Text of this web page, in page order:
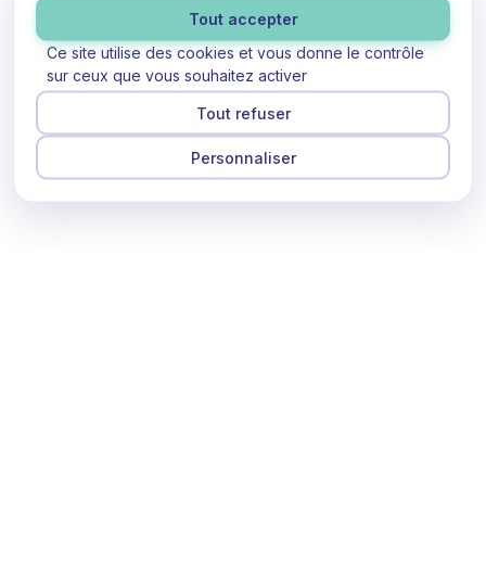
Ce site utilise des cookies et vous donne le contrôle
sur ceux que vous souhaitez activer
Tout accepter
Tout refuser
Personnaliser